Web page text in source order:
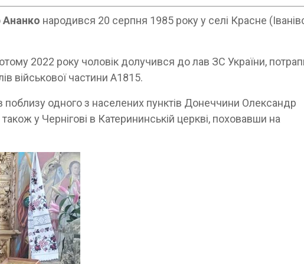
народився 20 серпня 1985 року у селі Красне
2022 року чоловік долучився до лав ЗС України,
військової частини А1815.
поблизу одного з населених пунктів Донеччини Олександр
у Чернігові в Катерининській церкві, поховавши на